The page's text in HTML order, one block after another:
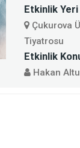
Etkinlik Yeri
Çukurova
Tiyatrosu
Etkinlik
Hakan